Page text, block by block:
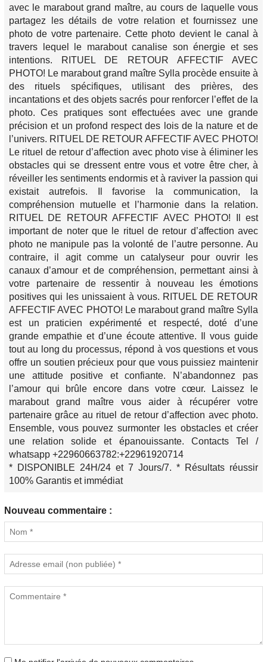
avec le marabout grand maître, au cours de laquelle vous
partagez les détails de votre relation et fournissez une
photo de votre partenaire. Cette photo devient le canal à
travers lequel le marabout canalise son énergie et ses
intentions. RITUEL DE RETOUR AFFECTIF AVEC
PHOTO! Le marabout grand maître Sylla procède ensuite à
des rituels spécifiques, utilisant des prières, des
incantations et des objets sacrés pour renforcer l’effet de la
photo. Ces pratiques sont effectuées avec une grande
précision et un profond respect des lois de la nature et de
l’univers. RITUEL DE RETOUR AFFECTIF AVEC PHOTO!
Le rituel de retour d’affection avec photo vise à éliminer les
obstacles qui se dressent entre vous et votre être cher, à
réveiller les sentiments endormis et à raviver la passion qui
existait autrefois. Il favorise la communication, la
compréhension mutuelle et l’harmonie dans la relation.
RITUEL DE RETOUR AFFECTIF AVEC PHOTO! Il est
important de noter que le rituel de retour d’affection avec
photo ne manipule pas la volonté de l’autre personne. Au
contraire, il agit comme un catalyseur pour ouvrir les
canaux d’amour et de compréhension, permettant ainsi à
votre partenaire de ressentir à nouveau les émotions
positives qui les unissaient à vous. RITUEL DE RETOUR
AFFECTIF AVEC PHOTO! Le marabout grand maître Sylla
est un praticien expérimenté et respecté, doté d’une
grande empathie et d’une écoute attentive. Il vous guide
tout au long du processus, répond à vos questions et vous
offre un soutien précieux pour que vous puissiez maintenir
une attitude positive et confiante. N’abandonnez pas
l’amour qui brûle encore dans votre cœur. Laissez le
marabout grand maître vous aider à récupérer votre
partenaire grâce au rituel de retour d’affection avec photo.
Ensemble, vous pouvez surmonter les obstacles et créer
une relation solide et épanouissante. Contacts Tel /
whatsapp +22960663782:+22961920714
* DISPONIBLE 24H/24 et 7 Jours/7. * Résultats réussir
100% Garantis et immédiat
Nouveau commentaire :